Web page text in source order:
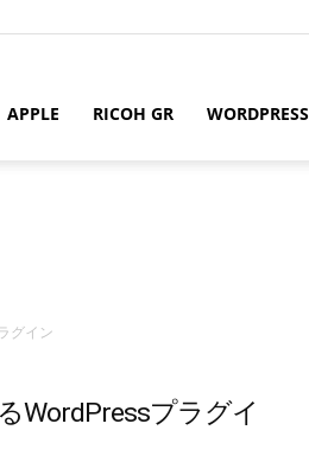
APPLE RICOH GR WORDPRESS
グイン
WordPressプラグイ